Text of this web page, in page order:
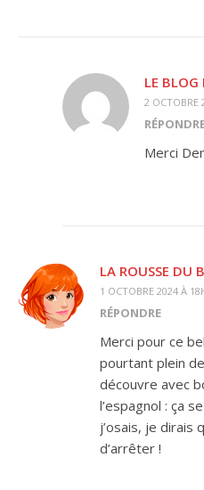
LE BLOG
2 OCTOBRE
Merci
LA ROUSSE DU
1 OCTOBRE 2024 À
RÉPONDRE
Merci pour ce
pourtant plein
découvre avec
l’espagnol : ça
j’osais, je dirais
d’arrêter !